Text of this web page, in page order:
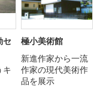
セ
キ
極小美術館
新進作家から一流
作家の現代美術作
品を展示